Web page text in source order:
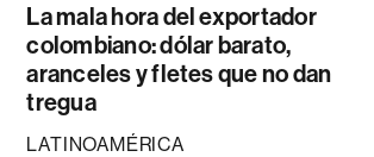
La mala hora del exportador
colombiano: dólar barato,
aranceles y fletes que no dan
tregua
LATINOAMÉRICA